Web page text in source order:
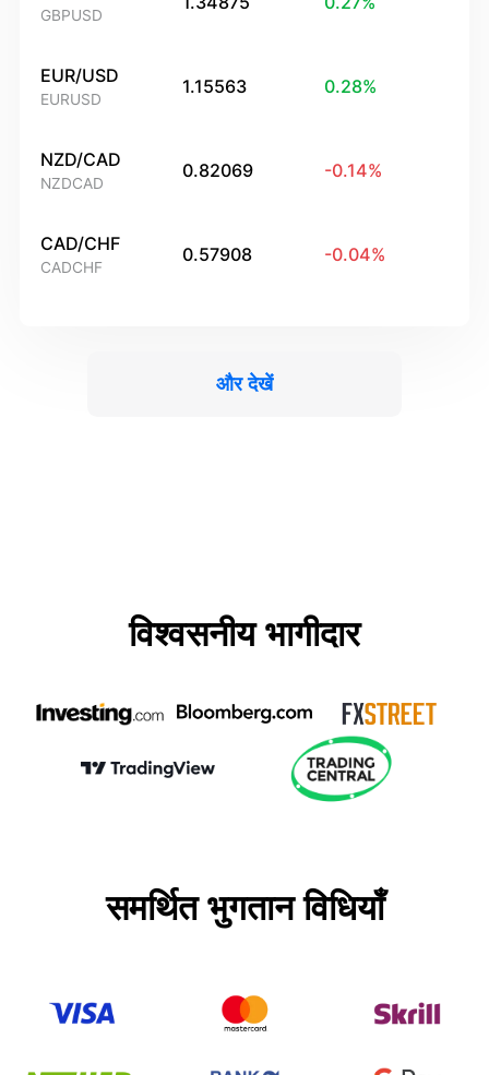
GBPUSD
EUR/USD
EURUSD
1.15563 0.28%
NZD/CAD
NZDCAD
0.82069 -0.14%
CAD/CHF
CADCHF
0.57908 -0.04%
और देखें
विश्वसनीय भागीदार
समर्थित भुगतान विधियाँ